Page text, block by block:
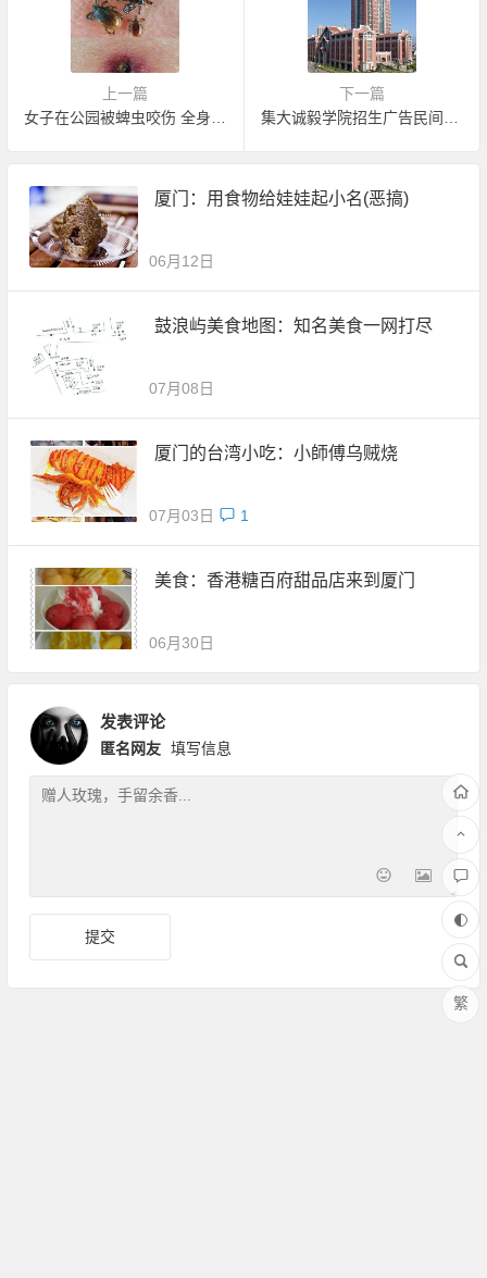
上一篇
下一篇
厦门：用食物给娃娃起小名(恶搞)
06月12日
鼓浪屿美食地图：知名美食一网打尽
07月08日
厦门的台湾小吃：小師傅乌贼烧
07月03日 1
美食：香港糖百府甜品店来到厦门
06月30日
发表评论
匿名网友 填写信息
繁